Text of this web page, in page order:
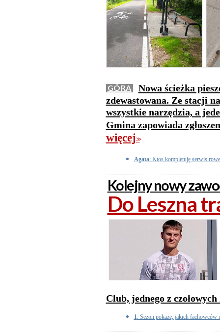
GÓRA
Nowa ścieżka
zdewastowana. Ze stacji
wszystkie narzędzia, a
Gmina zapowiada
więcej>>
Agata: Ktos kompletuję serwis
Kolejny nowy
Do Leszna
Club, jednego z
1: Sezon pokaże, jakich fachowców